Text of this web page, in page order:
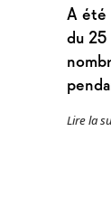
A été
du 25
Lire la